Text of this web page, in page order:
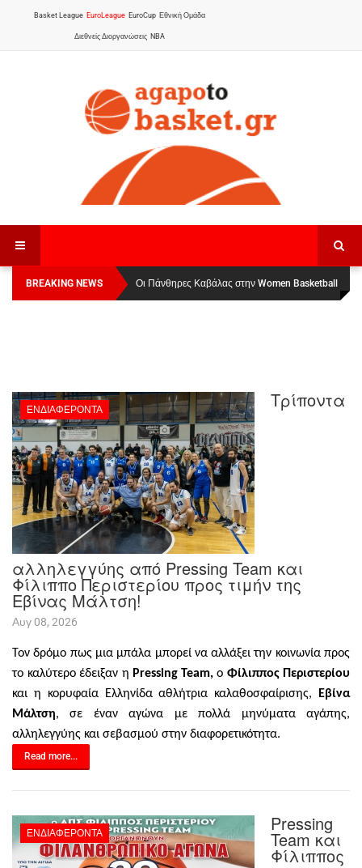
Basket League EuroLeague EuroCup Εθνική Ομάδα
Διεθνείς Διοργανώσεις NBA
BREAKING NEWS
Οι Πάνθηρες Καβάλας στην Women Basketball
League 1:
ΕΝΔΙΑΦΈΡΟΝΤΑ Τρίποντα
αλληλεγγύης από Pressing Team και
Φίλιππο Περιστερίου προς τιμήν της
Εβίνας Μάλτση!
Αυγ 08, 2026
Τον δρόμο πως μια μπάλα μπορεί να αλλάξει την κοινωνία προς
το καλύτερο έδειξαν η Pressing Team, ο Φίλιππος Περιστερίου
και η κορυφαία Ελληνίδα αθλήτρια καλαθοσφαίρισης,
Εβίνα
Μάλτση, σε έναν αγώνα με πολλά μηνύματα αγάπης,
αλληλεγγύης και σεβασμού στην διαφορετικότητα.
Read more...
ΕΝΔΙΑΦΈΡΟΝΤΑ Pressing
Team και
Φίλιππος